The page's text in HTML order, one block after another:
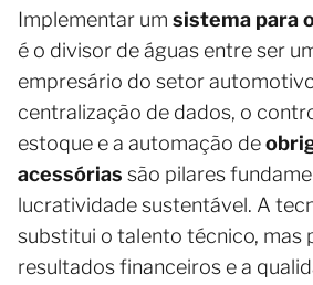
Implementar um sistema para
é o divisor de águas entre ser
empresário do setor
centralização de dados, o
estoque e a automação de
acessórias são pilares
lucratividade sustentável. A
substitui o talento técnico, mas
resultados financeiros e a